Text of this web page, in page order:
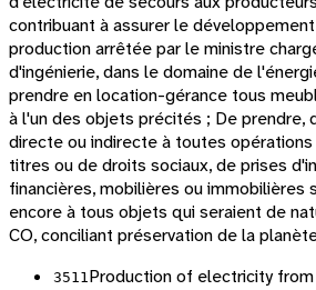
contribuant à assurer le
production arrêtée par le ministre
d'ingénierie, dans le domaine de
prendre en location-gérance tous
à l'un des objets précités ; De
directe ou indirecte à toutes
titres ou de droits sociaux, de prises
financières, mobilières ou
encore à tous objets qui seraient de
CO, conciliant préservation de la
3511 Production of electricity